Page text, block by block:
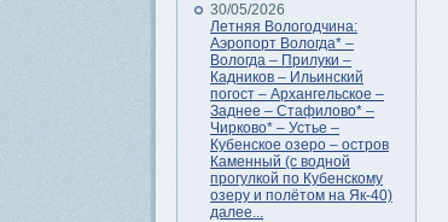
30/05/2026
Летняя Вологодчина:
Аэропорт Вологда* –
Вологда – Прилуки –
Кадников – Ильинский
погост – Архангельское –
Заднее – Стафилово* –
Чирково* – Устье –
Кубенское озеро – остров
Каменный (с водной
прогулкой по Кубенскому
озеру и полётом на Як-40)
далее...